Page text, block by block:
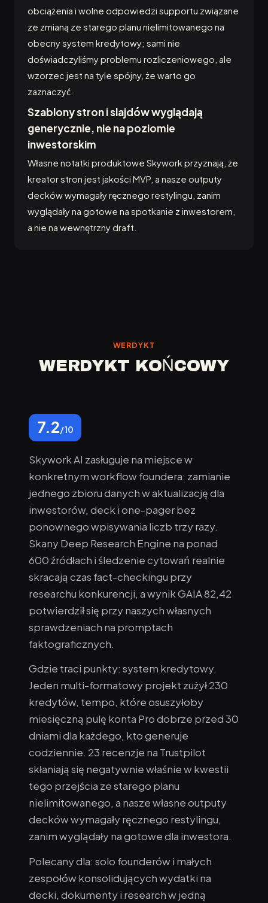
obciążenia i wolne odpowiedzi supportu związane
ze zmianą ze starego planu nielimitowanego na
obecny system kredytowy; sami nie
doświadczyliśmy problemu rozliczeniowego, ale
wzorzec jest na tyle spójny, że warto go
zaznaczyć.
Szablony stron i slajdów wyglądają
generycznie, nie na poziomie
inwestorskim
Własne notatki produktowe Skywork przyznają, że
kreator stron jest jakości MVP, a nasze outputy
decków wymagały ręcznego restylingu, zanim
wyglądały na gotowe na spotkanie z inwestorem,
a nie na wewnętrzny draft.
WERDYKT
WERDYKT KOŃCOWY
7.2/10
Skywork AI zasługuje na miejsce w
konkretnym workflow foundera: zamianie
jednego zbioru danych w aktualizację dla
inwestorów, deck i one-pager bez
ponownego wpisywania liczb trzy razy.
Skany Deep Research Engine na ponad
600 źródłach i śledzenie cytowań realnie
skracają czas fact-checkingu przy
researchu konkurencji, a wynik GAIA 82,42
potwierdził się przy naszych własnych
sprawdzeniach na promptach
faktograficznych.
Gdzie traci punkty: system kredytowy.
Jeden multi-formatowy projekt zużył 230
kredytów, tempo, które osuszyłoby
miesięczną pulę konta Pro dobrze przed 30
dniami dla każdego, kto generuje
codziennie. 23 recenzje na Trustpilot
skłaniają się negatywnie właśnie w kwestii
tego przejścia ze starego planu
nielimitowanego, a nasze własne outputy
decków wymagały ręcznego restylingu,
zanim wyglądały na gotowe dla inwestora.
Polecany dla: solo founderów i małych
zespołów konsolidujących wydatki na
decki, dokumenty i research w jedną